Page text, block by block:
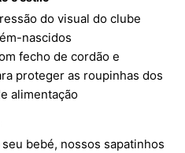
do visual do clube
nascidos
fecho de cordão e
proteger as roupinhas dos
alimentação
bebé, nossos sapatinhos